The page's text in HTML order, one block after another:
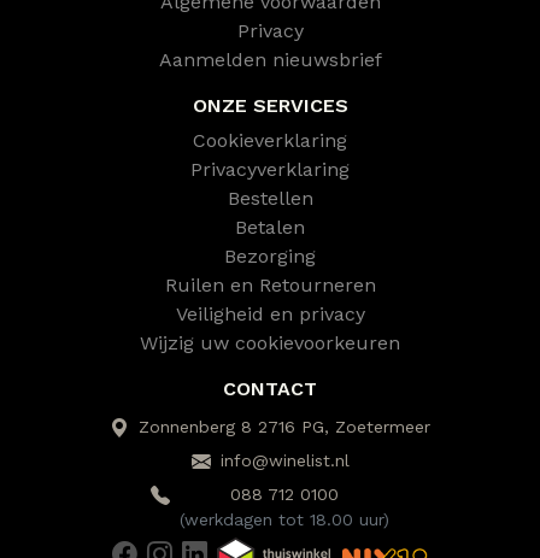
Privacy
Aanmelden nieuwsbrief
ONZE SERVICES
Cookieverklaring
Privacyverklaring
Bestellen
Betalen
Bezorging
Ruilen en Retourneren
Veiligheid en privacy
Wijzig uw cookievoorkeuren
CONTACT
Zonnenberg 8 2716 PG, Zoetermeer
info@winelist.nl
088 712 0100
(werkdagen tot 18.00 uur)